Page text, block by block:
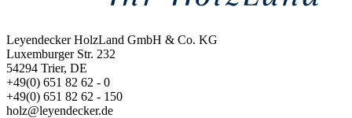
Leyendecker HolzLand GmbH & Co. KG
Luxemburger Str. 232
54294 Trier, DE
+49(0) 651 82 62 - 0
+49(0) 651 82 62 - 150
holz@leyendecker.de